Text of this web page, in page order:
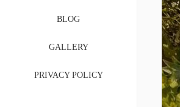
BLOG
GALLERY
PRIVACY POLICY